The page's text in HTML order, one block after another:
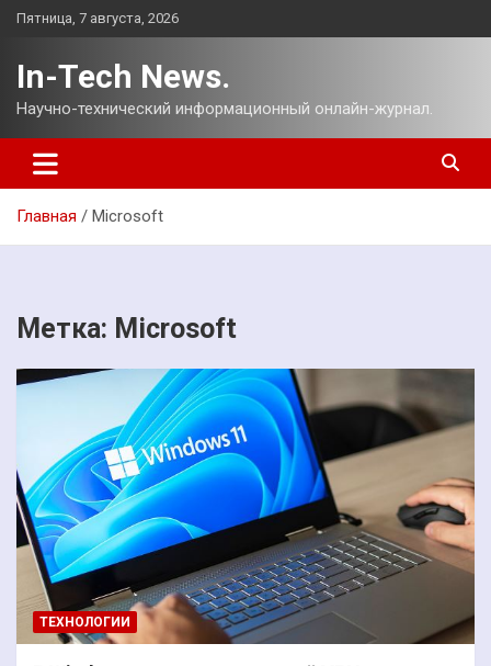
Перейти
Пятница, 7 августа, 2026
In-Tech News.
Научно-технический информационный онлайн-журнал.
Главная Microsoft
Метка: Microsoft
ТЕХНОЛОГИИ